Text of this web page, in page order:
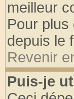
meilleur
Pour
depuis le
Revenir
Puis-je